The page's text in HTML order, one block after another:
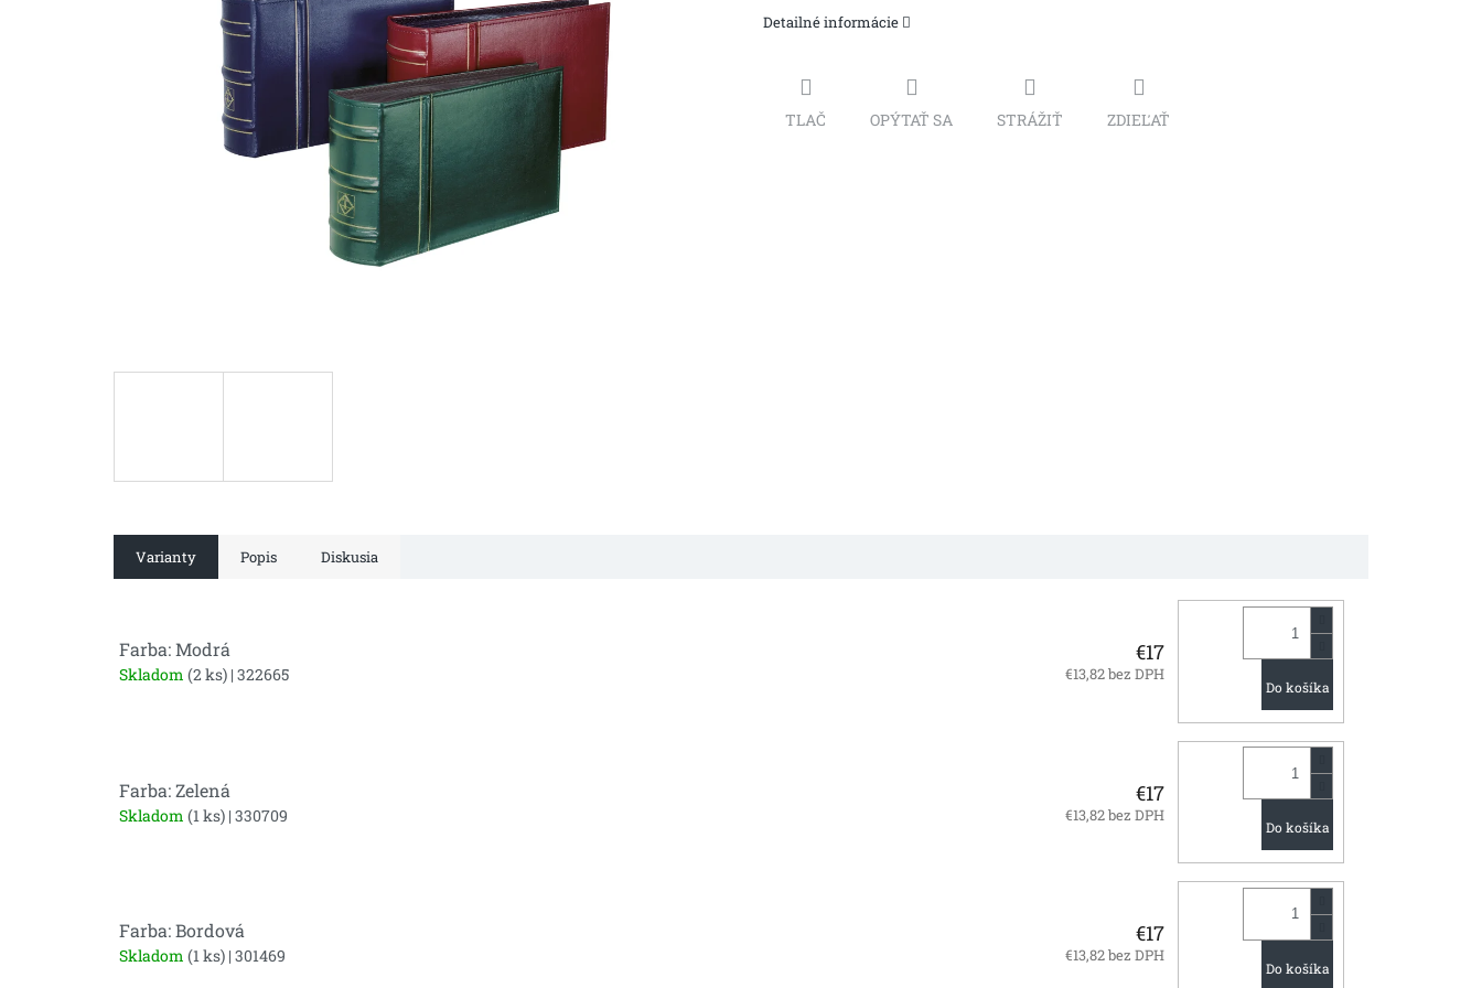
Detailné informácie
TLAČ OPÝTAŤ SA STRÁŽIŤ ZDIEĽAŤ
Varianty Popis Diskusia
Farba: Modrá
Skladom (2 ks) | 322665
€17
€13,82 bez DPH
Do košíka
Farba: Zelená
Skladom (1 ks) | 330709
€17
€13,82 bez DPH
Do košíka
Farba: Bordová
Skladom (1 ks) | 301469
€17
€13,82 bez DPH
Do košíka